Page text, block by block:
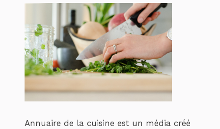
Annuaire de la cuisine est un média créé